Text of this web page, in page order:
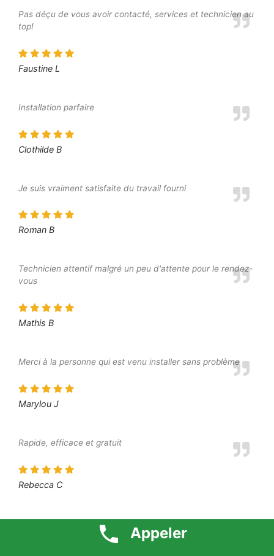
Pas déçu de vous avoir contacté, services et technicien au
top!
Faustine L
Installation parfaire
Clothilde B
Je suis vraiment satisfaite du travail fourni
Roman B
Technicien attentif malgré un peu d'attente pour le rendez-
vous
Mathis B
Merci à la personne qui est venu installer sans problème
Marylou J
Rapide, efficace et gratuit
Rebecca C
Appeler